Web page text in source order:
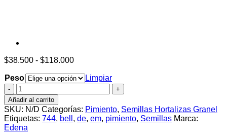
$38.500 - $118.000Rango
precios:
desde
$38.500
hasta
$118.000
Peso
Limpiar
Semillas
de
Pimiento
California
Wonder
cantidad
Añadir al carrito
SKU: N/D Categorías: Pimiento, Semillas Hortalizas Granel
Etiquetas: 744, bell , de, em, pimiento, Semillas Marca:
Edena